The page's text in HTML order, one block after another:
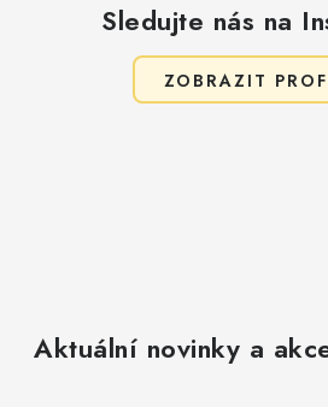
Sledujte nás na
ZOBRAZIT
Aktuální novinky a